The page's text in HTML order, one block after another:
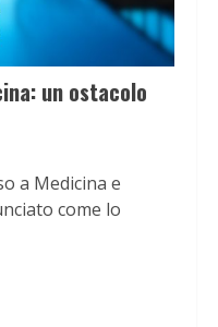
un ostacolo
a Medicina e
come lo